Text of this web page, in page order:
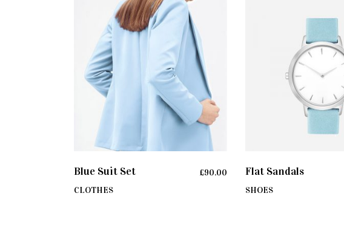
ADD TO CART
Blue Suit Set £90.00
CLOTHES
ADD TO
Flat Sandals
SHOES